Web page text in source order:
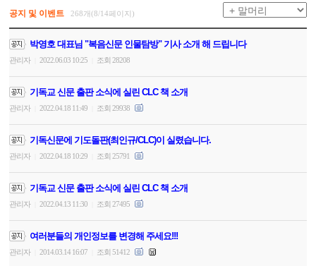
공지 및 이벤트 268개(8/14페이지)
박영호 대표님 "복음신문 인물탐방" 기사 소개 해 드립니다
관리자 2022.06.03 10:25 조회 28208
기독교 신문 출판 소식에 실린 CLC 책 소개
관리자 2022.04.18 11:49 조회 29938
기독신문에 기도돌판(최인규/CLC)이 실렸습니다.
관리자 2022.04.18 10:29 조회 25791
기독교 신문 출판 소식에 실린 CLC 책 소개
관리자 2022.04.13 11:30 조회 27495
여러분들의 개인정보를 변경해 주세요!!!
관리자 2014.03.14 16:07 조회 51412